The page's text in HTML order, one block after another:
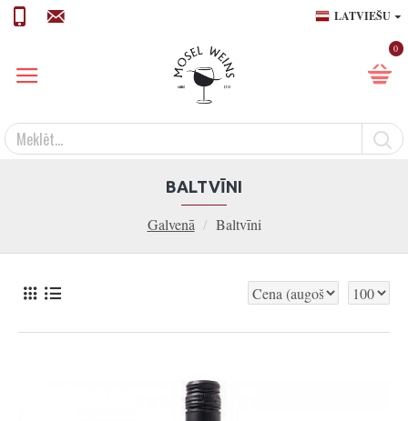
LATVIEŠU
0
Galvenā Baltvīni
BALTVĪNI